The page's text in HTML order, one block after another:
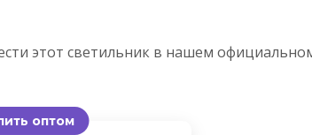
этот светильник в нашем
оптом